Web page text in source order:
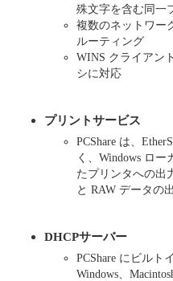
殊文字を含む同一
複数のネットワー
ルーティング
WINS クライアン
シに対応
プリントサービス
PCShare は、
く、Windows ロ
たプリンタへの出
と RAW データの
DHCPサーバー
PCShare にビルト
Windows、